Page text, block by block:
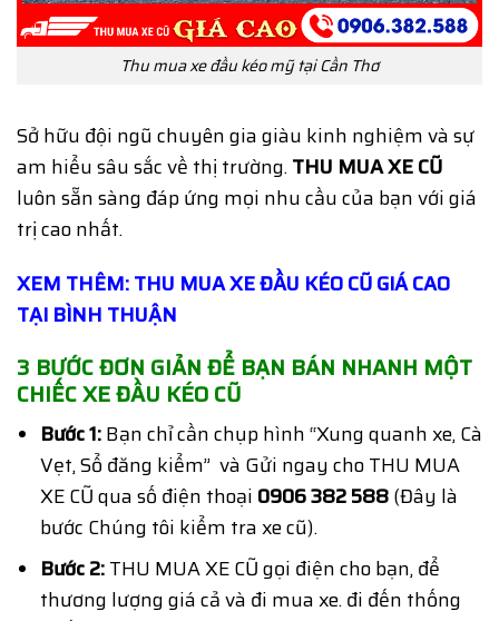
Thu mua xe đầu kéo mỹ tại Cần Thơ
Sở hữu đội ngũ chuyên gia giàu kinh nghiệm và sự
am hiểu sâu sắc về thị trường.THU MUA XE CŨ
luôn sẵn sàng đáp ứng mọi nhu cầu của bạn với giá
trị cao nhất.
XEM THÊM: THU MUA XE ĐẦU KÉO CŨ GIÁ CAO
TẠI BÌNH THUẬN
3 BƯỚC ĐƠN GIẢN ĐỂ BẠN BÁN NHANH MỘT
CHIẾC XE ĐẦU KÉO CŨ
Bước 1:Bạn chỉ cần chụp hình “Xung quanh xe, Cà
Vẹt, Sổ đăng kiểm” và Gửi ngay cho THU MUA
XE CŨ qua số điện thoại 0906 382 588(Đây là
bước Chúng tôi kiểm tra xe cũ).
Bước 2:THU MUA XE CŨ gọi điện cho bạn, để
thương lượng giá cả và đi mua xe. đi đến thống